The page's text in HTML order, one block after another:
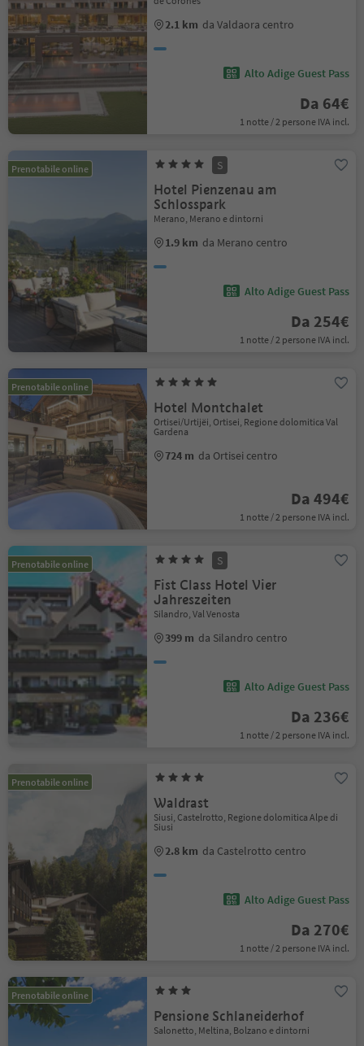
2.1 km da Valdaora centro
Alto Adige Guest Pass
Da 64€
1 notte / 2 persone IVA incl.
Prenotabile online S
Hotel Pienzenau am
Schlosspark
Merano, Merano e dintorni
1.9 km da Merano centro
Alto Adige Guest Pass
Da 254€
1 notte / 2 persone IVA incl.
Prenotabile online
Hotel Montchalet
Ortisei/Urtijëi, Ortisei, Regione dolomitica Val
Gardena
724 m da Ortisei centro
Da 494€
1 notte / 2 persone IVA incl.
Prenotabile online S
Fist Class Hotel Vier
Jahreszeiten
Silandro, Val Venosta
399 m da Silandro centro
Alto Adige Guest Pass
Da 236€
1 notte / 2 persone IVA incl.
Prenotabile online
Waldrast
Siusi, Castelrotto, Regione dolomitica Alpe di
Siusi
2.8 km da Castelrotto centro
Alto Adige Guest Pass
Da 270€
1 notte / 2 persone IVA incl.
Prenotabile online
Pensione Schlaneiderhof
Salonetto, Meltina, Bolzano e dintorni